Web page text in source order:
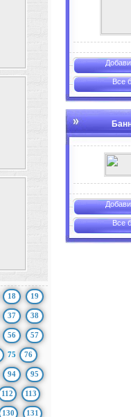
Все
Все
18 19
37 38
56 57
75 76
94 95
112 113
130 131